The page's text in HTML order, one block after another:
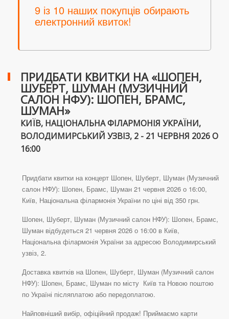
9 із 10 наших покупців обирають
електронний квиток!
ПРИДБАТИ КВИТКИ НА «ШОПЕН,
ШУБЕРТ, ШУМАН (МУЗИЧНИЙ
САЛОН НФУ): ШОПЕН, БРАМС,
ШУМАН»
КИЇВ, НАЦІОНАЛЬНА ФІЛАРМОНІЯ УКРАЇНИ,
ВОЛОДИМИРСЬКИЙ УЗВІЗ, 2 - 21 ЧЕРВНЯ 2026 О
16:00
Придбати квитки на концерт Шопен, Шуберт, Шуман (Музичний
салон НФУ): Шопен, Брамс, Шуман 21 червня 2026 о 16:00,
Київ, Національна філармонія України по ціні від 350 грн.
Шопен, Шуберт, Шуман (Музичний салон НФУ): Шопен, Брамс,
Шуман відбудеться 21 червня 2026 о 16:00 в Київ,
Національна філармонія України за адресою Володимирський
узвіз, 2.
Доставка квитків на Шопен, Шуберт, Шуман (Музичний салон
НФУ): Шопен, Брамс, Шуман по місту Київ та Новою поштою
по Україні післяплатою або передоплатою.
Найповніший вибір, офіційний продаж! Приймаємо карти